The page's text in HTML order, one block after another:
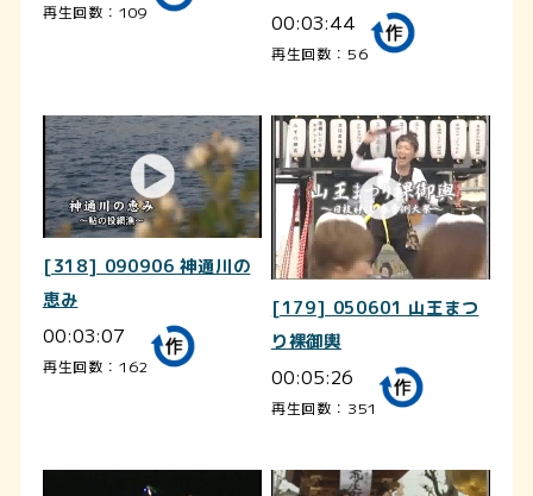
再生回数：109 00:03:44
再生回数：56
[318] 090906 神通川の
恵み
00:03:07
再生回数：162
[179] 050601 山王まつ
り裸御輿
00:05:26
再生回数：351